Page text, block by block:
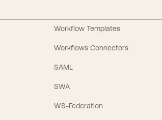
Workflow Templates
Workflows Connectors
SAML
SWA
WS-Federation